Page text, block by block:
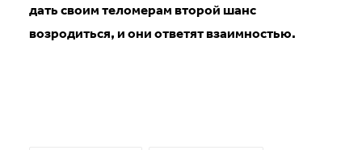
дать своим теломерам второй шанс
возродиться, и они ответят взаимностью.